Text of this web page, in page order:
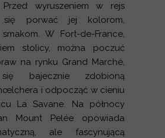
Przed wyruszeniem w rejs
porwać jej kolorom,
W Fort-de-France,
stolicy, można poczuć
na rynku Grand Marché,
bajecznie zdobioną
i odpocząć w cieniu
La Savane. Na północy
Mount Pelée opowiada
ale fascynującą